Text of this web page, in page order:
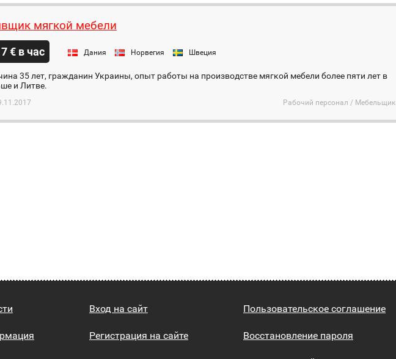
мягкой мебели
7 € в час Дания Норвегия Швеция
35 лет, гражданин Украины, опыт работы на производстве мягкой мебели более пяти лет в
и Литве.
Рабочий персонал / Мебельщик
Вход на сайт
Регистрация на сайте
Пользовательское соглашение
Восстановление пароля